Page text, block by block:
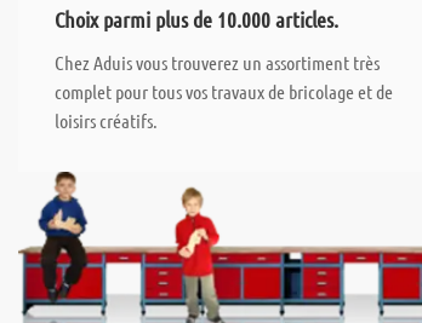
Choix parmi plus de 10.000 articles.
Chez Aduis vous trouverez un assortiment très
complet pour tous vos travaux de bricolage et de
loisirs créatifs.